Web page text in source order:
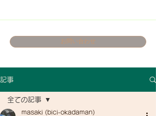
お問い合わせ
記事
全ての記事
masaki (bici-okadaman)